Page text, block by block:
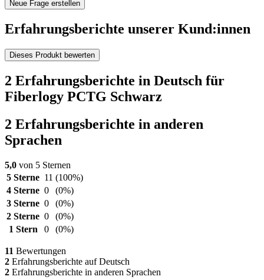
Neue Frage erstellen
Erfahrungsberichte unserer Kund:innen
Dieses Produkt bewerten
2 Erfahrungsberichte in Deutsch für
Fiberlogy PCTG Schwarz
2 Erfahrungsberichte in anderen
Sprachen
5,0 von 5 Sternen
5 Sterne 11 (100%)
4 Sterne 0
(0%)
3 Sterne 0
(0%)
2 Sterne 0
(0%)
1 Stern
0 (0%)
11 Bewertungen
2 Erfahrungsberichte auf Deutsch
2 Erfahrungsberichte in anderen Sprachen